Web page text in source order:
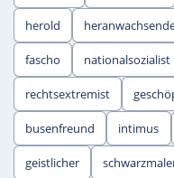
herold
fascho nationalsozialist
rechtsextremist
busenfreund intimus
geistlicher